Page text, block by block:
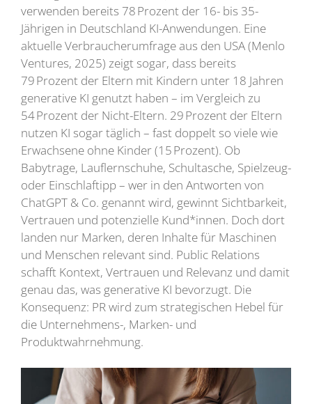
verwenden bereits 78 Prozent der 16- bis 35-
Jährigen in Deutschland KI-Anwendungen. Eine
aktuelle Verbraucherumfrage aus den USA (Menlo
Ventures, 2025) zeigt sogar, dass bereits
79 Prozent der Eltern mit Kindern unter 18 Jahren
generative KI genutzt haben – im Vergleich zu
54 Prozent der Nicht-Eltern. 29 Prozent der Eltern
nutzen KI sogar täglich – fast doppelt so viele wie
Erwachsene ohne Kinder (15 Prozent). Ob
Babytrage, Lauflernschuhe, Schultasche, Spielzeug-
oder Einschlaftipp – wer in den Antworten von
ChatGPT & Co. genannt wird, gewinnt Sichtbarkeit,
Vertrauen und potenzielle Kund*innen. Doch dort
landen nur Marken, deren Inhalte für Maschinen
und Menschen relevant sind. Public Relations
schafft Kontext, Vertrauen und Relevanz und damit
genau das, was generative KI bevorzugt. Die
Konsequenz: PR wird zum strategischen Hebel für
die Unternehmens-, Marken- und
Produktwahrnehmung.